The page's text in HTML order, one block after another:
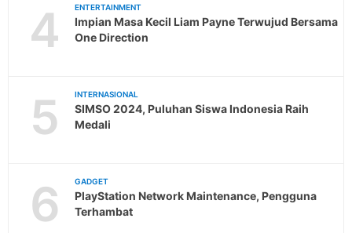
4 ENTERTAINMENT
Impian Masa Kecil Liam Payne Terwujud Bersama
One Direction
5 INTERNASIONAL
SIMSO 2024, Puluhan Siswa Indonesia Raih
Medali
6 GADGET
PlayStation Network Maintenance, Pengguna
Terhambat